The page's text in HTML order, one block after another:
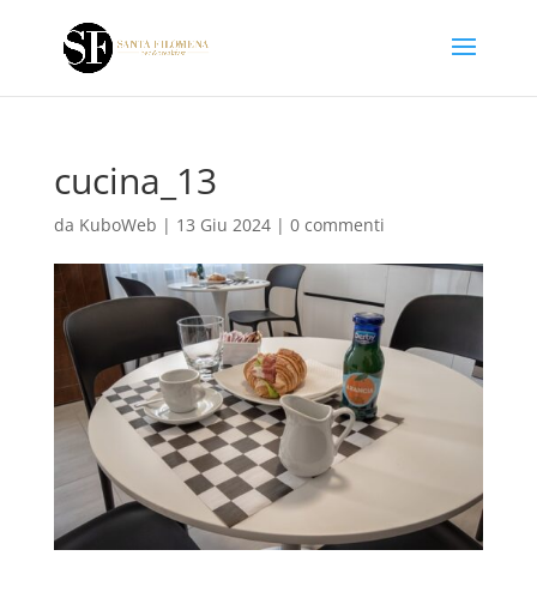
cucina_13
da KuboWeb | 13 Giu 2024| 0 commenti